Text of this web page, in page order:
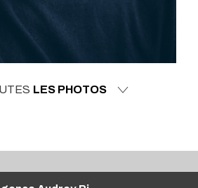
LES PHOTOS